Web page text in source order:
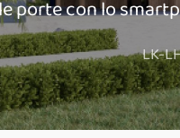
porte con lo
LK-